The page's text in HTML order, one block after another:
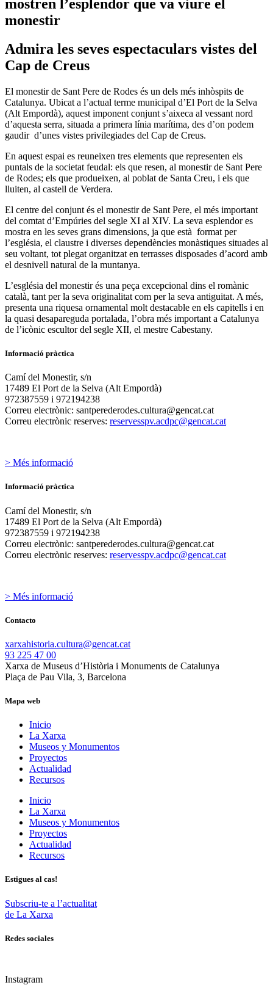
mostren l’esplendor que va viure el
monestir
Admira les seves espectaculars vistes del
Cap de Creus
El monestir de Sant Pere de Rodes és un dels més inhòspits de
Catalunya. Ubicat a l’actual terme municipal d’El Port de la Selva
(Alt Empordà), aquest imponent conjunt s’aixeca al vessant nord
d’aquesta serra, situada a primera línia marítima, des d’on podem
gaudir d’unes vistes privilegiades del Cap de Creus.
En aquest espai es reuneixen tres elements que representen els
puntals de la societat feudal: els que resen, al monestir de Sant Pere
de Rodes; els que produeixen, al poblat de Santa Creu, i els que
lluiten, al castell de Verdera.
El centre del conjunt és el monestir de Sant Pere, el més important
del comtat d’Empúries del segle XI al XIV. La seva esplendor es
mostra en les seves grans dimensions, ja que està format per
l’església, el claustre i diverses dependències monàstiques situades al
seu voltant, tot plegat organitzat en terrasses disposades d’acord amb
el desnivell natural de la muntanya.
L’església del monestir és una peça excepcional dins el romànic
català, tant per la seva originalitat com per la seva antiguitat. A més,
presenta una riquesa ornamental molt destacable en els capitells i en
la quasi desapareguda portalada, l’obra més important a Catalunya
de l’icònic escultor del segle XII, el mestre Cabestany.
Informació pràctica
Camí del Monestir, s/n
17489 El Port de la Selva (Alt Empordà)
972387559 i 972194238
Correu electrònic: santperederodes.cultura@gencat.cat
Correu electrònic reserves: reservesspv.acdpc@gencat.cat
> Més informació
Informació pràctica
Camí del Monestir, s/n
17489 El Port de la Selva (Alt Empordà)
972387559 i 972194238
Correu electrònic: santperederodes.cultura@gencat.cat
Correu electrònic reserves: reservesspv.acdpc@gencat.cat
> Més informació
Contacto
xarxahistoria.cultura@gencat.cat
93 225 47 00
Xarxa de Museus d’Història i Monuments de Catalunya
Plaça de Pau Vila, 3, Barcelona
Mapa web
Inicio
La Xarxa
Museos y Monumentos
Proyectos
Actualidad
Recursos
Inicio
La Xarxa
Museos y Monumentos
Proyectos
Actualidad
Recursos
Estigues al cas!
Subscriu-te a l’actualitat
de La Xarxa
Redes sociales
Instagram